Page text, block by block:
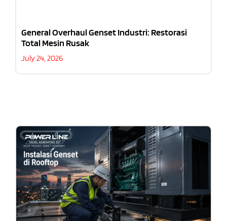
General Overhaul Genset Industri: Restorasi
Total Mesin Rusak
July 24, 2026